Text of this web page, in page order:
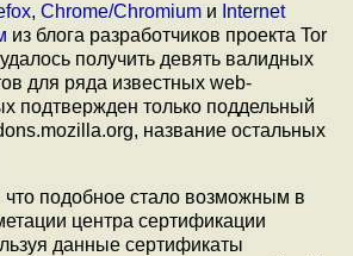
, Chrome/Chromium и Internet
из блога разработчиков проекта Tor
получить девять валидных
для ряда известных web-
подтвержден только поддельный
название остальных
что подобное стало возможным в
центра сертификации
данные сертификаты